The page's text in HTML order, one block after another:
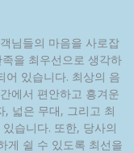
님들의 마음을 사로잡
을 최우선으로 생각하
어 있습니다. 최상의 음
에서 편안하고 흥겨운
, 넓은 무대, 그리고 최
습니다. 또한, 당사의
게 쉴 수 있도록 최선을